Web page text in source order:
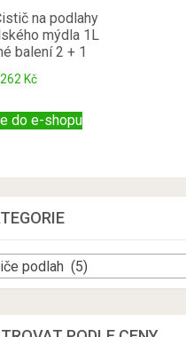
na podlahy
mýdla 1L
balení 2 + 1
262 Kč
do e-shopu
podlah (5)